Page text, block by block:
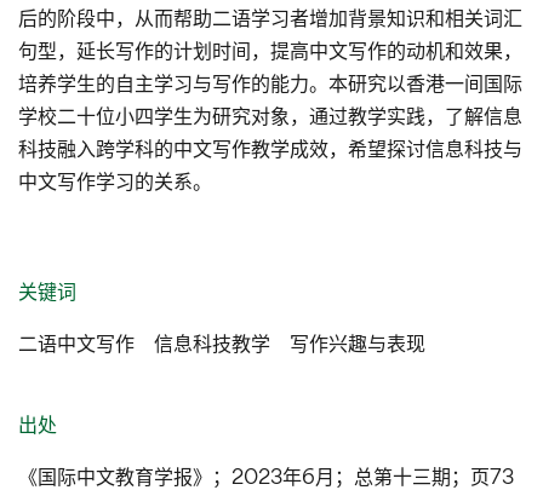
后的阶段中，从而帮助二语学习者增加背景知识和相关词汇
句型，延长写作的计划时间，提高中文写作的动机和效果，
培养学生的自主学习与写作的能力。本研究以香港一间国际
学校二十位小四学生为研究对象，通过教学实践，了解信息
科技融入跨学科的中文写作教学成效，希望探讨信息科技与
中文写作学习的关系。
关键词
二语中文写作 信息科技教学 写作兴趣与表现
出处
《国际中文教育学报》；2023年6月；总第十三期；页73